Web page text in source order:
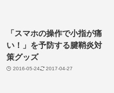
「スマホの操作で小指が痛
い！」を予防する腱鞘炎対
策グッズ
2016-05-24 2017-04-27